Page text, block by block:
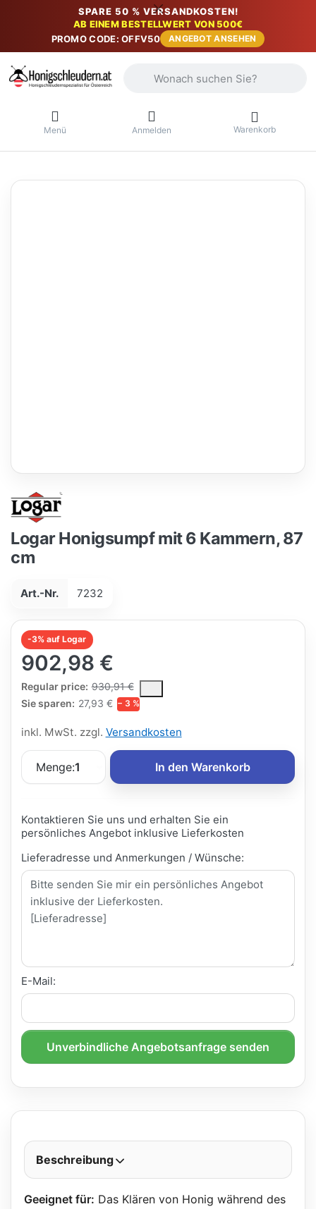
SPARE 50 % VERSANDKOSTEN!
AB EINEM BESTELLWERT VON 500€
PROMO CODE: OFFV50
ANGEBOT ANSEHEN
Menü Anmelden Warenkorb
Logar Honigsumpf mit 6 Kammern, 87
cm
Art.-Nr. 7232
-3% auf Logar
902,98 €
Regular price: 930,91 €
The Regular Price is the median selling price paid by
Sie sparen: 27,93 € − 3 %
inkl. MwSt. zzgl. Versandkosten
Menge:1 In den Warenkorb
Kontaktieren Sie uns und erhalten Sie ein
persönliches Angebot inklusive Lieferkosten
Lieferadresse und Anmerkungen / Wünsche:
E-Mail:
Unverbindliche Angebotsanfrage senden
Beschreibung
Geeignet für: Das Klären von Honig während des